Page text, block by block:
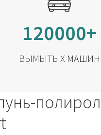
120000+
ВЫМЫТЫХ МАШИН